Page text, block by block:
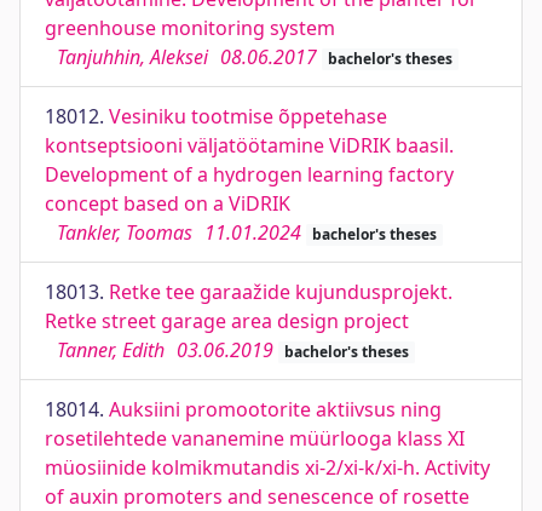
greenhouse monitoring system
Tanjuhhin, Aleksei 08.06.2017 bachelor's theses
18012. Vesiniku tootmise õppetehase
kontseptsiooni väljatöötamine ViDRIK baasil.
Development of a hydrogen learning factory
concept based on a ViDRIK
Tankler, Toomas 11.01.2024 bachelor's theses
18013. Retke tee garaažide kujundusprojekt.
Retke street garage area design project
Tanner, Edith 03.06.2019 bachelor's theses
18014. Auksiini promootorite aktiivsus ning
rosetilehtede vananemine müürlooga klass XI
müosiinide kolmikmutandis xi-2/xi-k/xi-h. Activity
of auxin promoters and senescence of rosette